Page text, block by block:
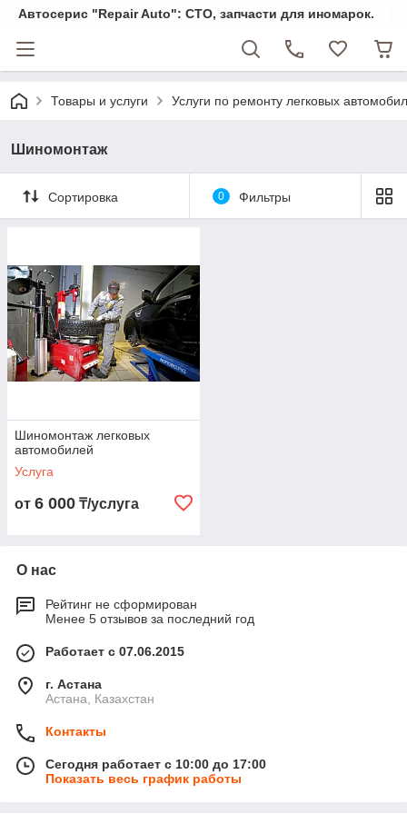
Автосерис "Repair Auto": СТО, запчасти для иномарок.
Товары и услуги Услуги по ремонту легковых
Шиномонтаж
Сортировка 0 Фильтры
Шиномонтаж легковых
автомобилей
Услуга
от 6 000 ₸/услуга
О нас
Рейтинг не сформирован
Менее 5 отзывов за последний год
Работает с 07.06.2015
г. Астана
Астана, Казахстан
Контакты
Сегодня работает с 10:00 до 17:00
Показать весь график работы